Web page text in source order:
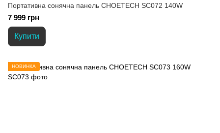
Портативна сонячна панель CHOETECH SC072 140W
7 999 грн
Купити
НОВИНКА